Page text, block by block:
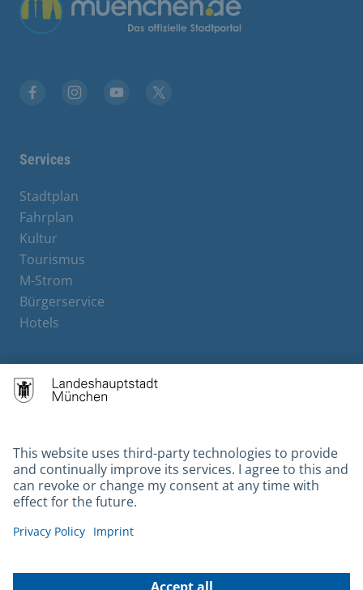
Services
Stadtplan
Fahrplan
Kultur
Tourismus
M-Strom
Bürgerservice
Hotels
Contact
Gebärdensprache
Datenschutz
Kontakt